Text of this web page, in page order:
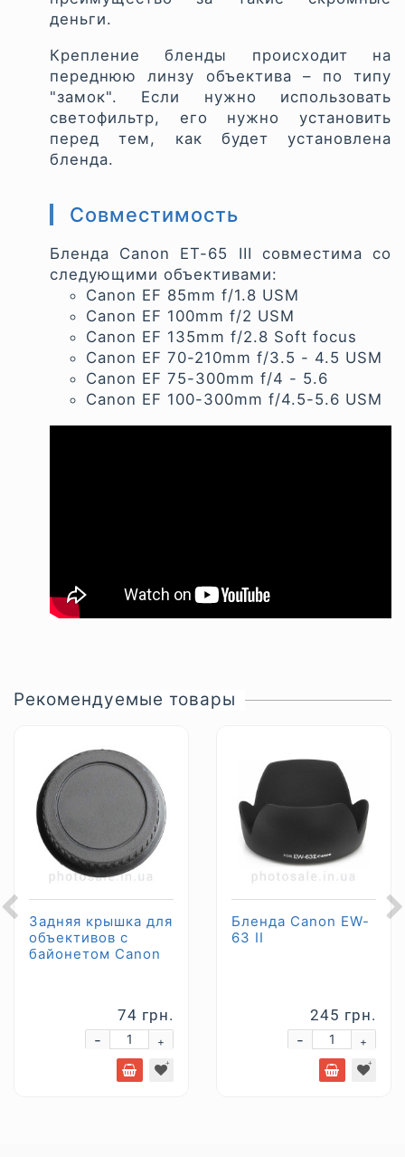
деньги.
Крепление бленды происходит на
переднюю линзу объектива – по типу
"замок". Если нужно использовать
светофильтр, его нужно установить
перед тем, как будет установлена
бленда.
Совместимость
Бленда Canon ET-65 III совместима со
следующими объективами:
Canon EF 85mm f/1.8 USM
Canon EF 100mm f/2 USM
Canon EF 135mm f/2.8 Soft focus
Canon EF 70-210mm f/3.5 - 4.5 USM
Canon EF 75-300mm f/4 - 5.6
Canon EF 100-300mm f/4.5-5.6 USM
Рекомендуемые товары
Задняя крышка для
объективов с
байонетом Canon
74 грн.
+
-
Бленда Canon EW-
63 II
245 грн.
+
-